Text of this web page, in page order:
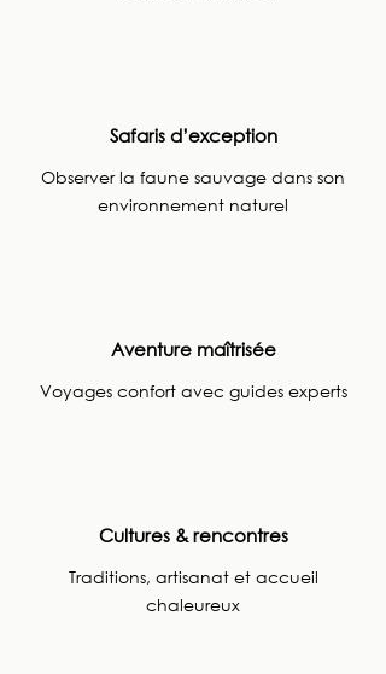
Safaris d’exception
Observer la faune sauvage dans son
environnement naturel
Aventure maîtrisée
Voyages confort avec guides experts
Cultures & rencontres
Traditions, artisanat et accueil
chaleureux